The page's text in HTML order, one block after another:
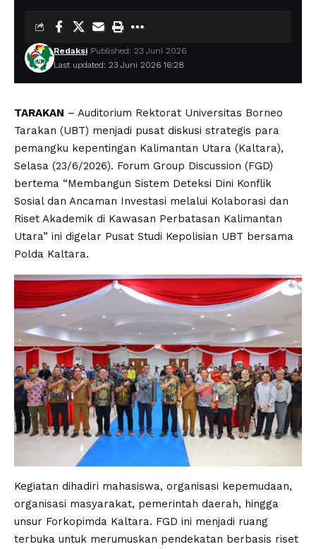
Last updated: 23 Juni 2026 16:28
Redaksi Published: 23 Juni 2026
TARAKAN – Auditorium Rektorat Universitas Borneo
Tarakan (UBT) menjadi pusat diskusi strategis para
pemangku kepentingan Kalimantan Utara (Kaltara),
Selasa (23/6/2026). Forum Group Discussion (FGD)
bertema “Membangun Sistem Deteksi Dini Konflik
Sosial dan Ancaman Investasi melalui Kolaborasi dan
Riset Akademik di Kawasan Perbatasan Kalimantan
Utara” ini digelar Pusat Studi Kepolisian UBT bersama
Polda Kaltara.
Kegiatan dihadiri mahasiswa, organisasi kepemudaan,
organisasi masyarakat, pemerintah daerah, hingga
unsur Forkopimda Kaltara. FGD ini menjadi ruang
terbuka untuk merumuskan pendekatan berbasis riset